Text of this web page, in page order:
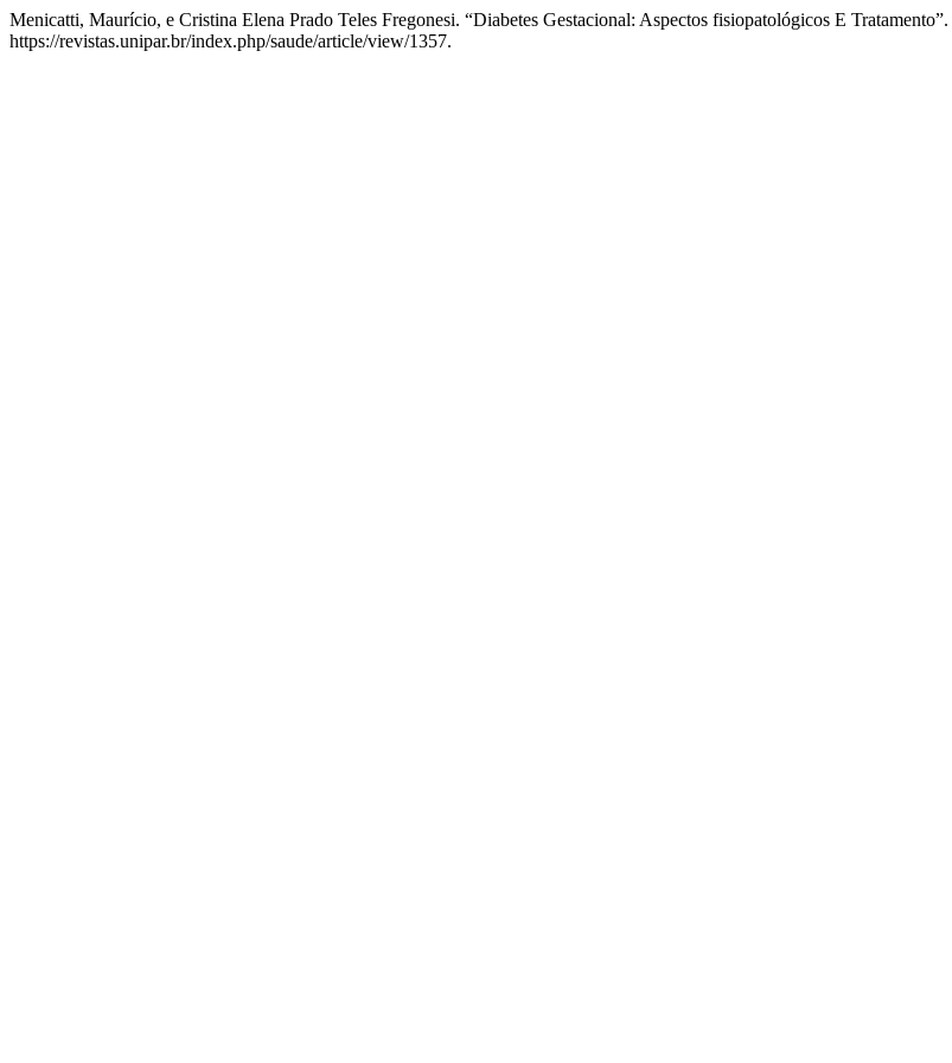
Menicatti, Maurício, e Cristina Elena Prado Teles Fregonesi. “Diabetes Gestacional: Aspectos fisiopatológicos E Tratamento”.
https://revistas.unipar.br/index.php/saude/article/view/1357.